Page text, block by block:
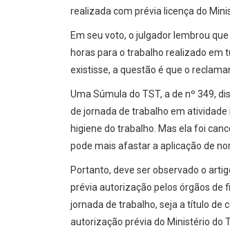
realizada com prévia licença do
Em seu voto, o julgador lembrou
horas para o trabalho realizado em
existisse, a questão é que o
Uma Súmula do TST, a de nº 349,
de jornada de trabalho em
higiene do trabalho. Mas ela foi
pode mais afastar a aplicação de
Portanto, deve ser observado o
prévia autorização pelos órgãos de
jornada de trabalho, seja a título de
autorização prévia do Ministério do